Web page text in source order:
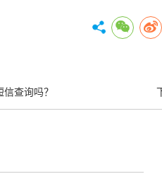
查询吗？